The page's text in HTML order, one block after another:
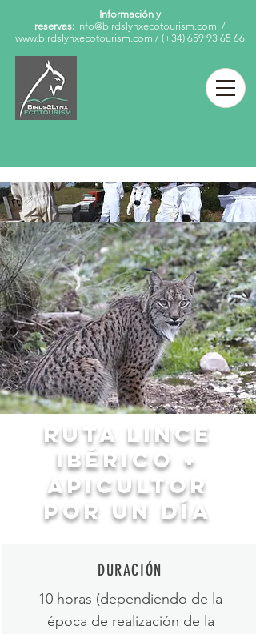
Información y
reservas: info@birdslynxecotourism.com /
www.birdslynxecotourism.com / (+34) 659 93 65 66
Ruta Lince
ibérico +
apicultor
por un día
DURACIÓN
10 horas (dependiendo de la
época de realización de la